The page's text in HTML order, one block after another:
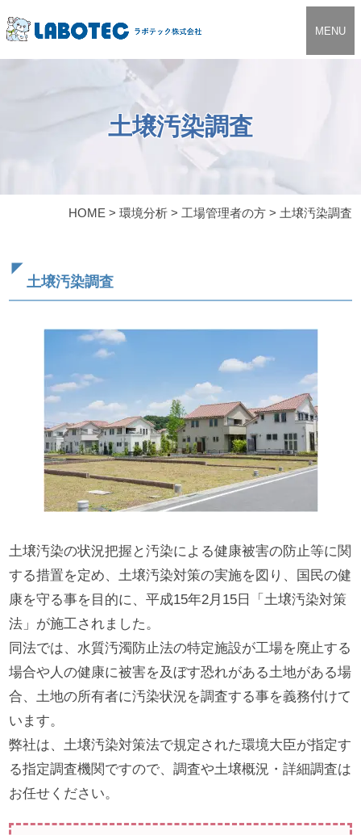
MENU
土壌汚染調査
HOME > 環境分析> 工場管理者の方> 土壌汚染調査
土壌汚染調査
土壌汚染の状況把握と汚染による健康被害の防止等に関
する措置を定め、土壌汚染対策の実施を図り、国民の健
康を守る事を目的に、平成15年2月15日「土壌汚染対策
法」が施工されました。
同法では、水質汚濁防止法の特定施設が工場を廃止する
場合や人の健康に被害を及ぼす恐れがある土地がある場
合、土地の所有者に汚染状況を調査する事を義務付けて
います。
弊社は、土壌汚染対策法で規定された環境大臣が指定す
る指定調査機関ですので、調査や土壌概況・詳細調査は
お任せください。